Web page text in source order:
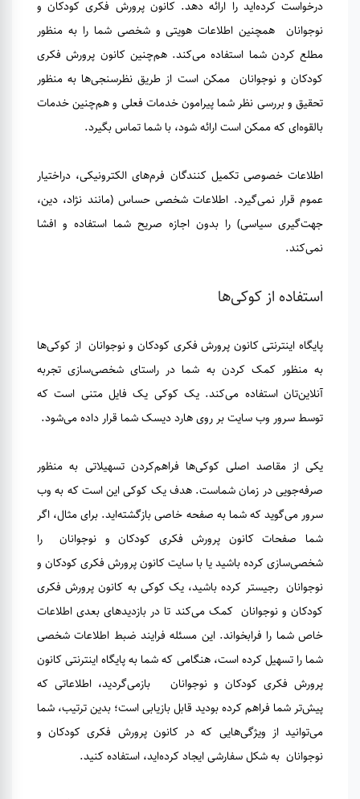
درخواست کرده‌اید را ارائه دهد. کانون پرورش فکری کودکان و
نوجوانان همچنین اطلاعات هویتی و شخصی شما را به منظور
مطلع کردن شما استفاده می‌کند. هم‌چنین کانون پرورش فکری
کودکان و نوجوانان ممکن است از طریق نظرسنجی‌ها به منظور
تحقیق و بررسی نظر شما پیرامون خدمات فعلی و هم‌چنین خدمات
بالقوه‌ای که ممکن است ارائه شود، با شما تماس بگیرد.
اطلاعات خصوصی تکمیل کنندگان فرم‌های الکترونیکی، دراختیار
عموم قرار نمی‌گیرد. اطلاعات شخصی حساس (مانند نژاد، دین،
جهت‌گیری سیاسی) را بدون اجازه صریح شما استفاده و افشا
نمی‌کند.
استفاده از کوکی‌ها
پایگاه اینترنتی کانون پرورش فکری کودکان و نوجوانان از کوکی‌ها
به منظور کمک کردن به شما در راستای شخصی‌سازی تجربه
آنلاین‌تان استفاده می‌کند. یک کوکی یک فایل متنی است که
توسط سرور وب‌ سایت بر روی هارد دیسک شما قرار داده می‌شود.
یکی از مقاصد اصلی کوکی‌ها فراهم‌کردن تسهیلاتی به منظور
صرفه‌جویی در زمان شماست. هدف یک کوکی این است که به وب
سرور می‌گوید که شما به صفحه خاصی بازگشته‌اید. برای مثال، اگر
شما صفحات کانون پرورش فکری کودکان و نوجوانان را
شخصی‌سازی کرده باشید یا با سایت کانون پرورش فکری کودکان و
نوجوانان رجیستر کرده باشید، یک کوکی به کانون پرورش فکری
کودکان و نوجوانان کمک می‌کند تا در بازدیدهای بعدی اطلاعات
خاص شما را فرابخواند. این مسئله فرایند ضبط اطلاعات شخصی
شما را تسهیل کرده است، هنگامی که شما به پایگاه اینترنتی کانون
پرورش فکری کودکان و نوجوانان بازمی‌گردید، اطلاعاتی که
پیش‌تر شما فراهم کرده بودید قابل بازیابی است؛ بدین ترتیب، شما
می‌توانید از ویژگی‌هایی که در کانون پرورش فکری کودکان و
نوجوانان به شکل سفارشی ایجاد کرده‌اید، استفاده کنید.